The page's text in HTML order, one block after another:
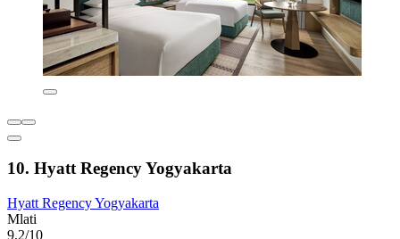
10. Hyatt Regency Yogyakarta
Hyatt Regency Yogyakarta
Mlati
9,2/10